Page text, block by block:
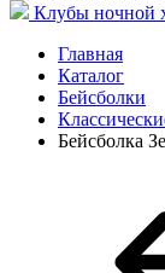
Клубы ночной
Главная
Каталог
Бейсболки
Бейсболка